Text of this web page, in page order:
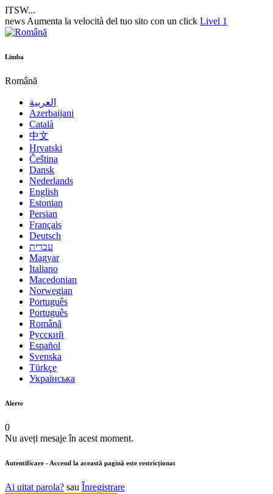
ITSW...
news Aumenta la velocità del tuo sito con un click Livel 1
Limba
Română
العربية
Azerbaijani
Català
中文
Hrvatski
Čeština
Dansk
Nederlands
English
Estonian
Persian
Français
Deutsch
עברית
Magyar
Italiano
Macedonian
Norwegian
Português
Português
Română
Русский
Español
Svenska
Türkçe
Українська
Alerte
0
Nu aveți mesaje în acest moment.
Autentificare - Accesul la această pagină este restricționat
Ai uitat parola? sau Înregistrare